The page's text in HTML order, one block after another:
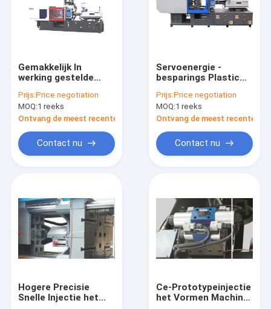
Gemakkelijk In
werking gestelde
het Vormen Machine
MZ170MD voor
Besparingsenergie 20
- 80%
Prijs:Price negotiation
MOQ:1 reeks
Ontvang de meest recente Prijs
Contact nu
Servoenergie -
besparings Plastic
Machine MZ250MD
voor het Maken van
Plastic Producten
Prijs:Price negotiation
MOQ:1 reeks
Ontvang de meest recente
Contact nu
Hogere Precisie
Snelle Injectie het
Ce-Prototypeinjectie
het Vormen Machine